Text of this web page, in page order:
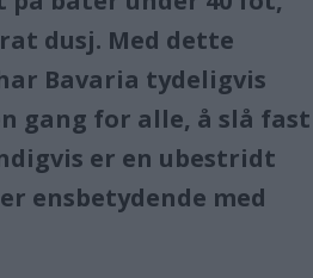
dusj. Med dette
Bavaria tydeligvis
gang for alle, å slå fast
er en ubestridt
ensbetydende med